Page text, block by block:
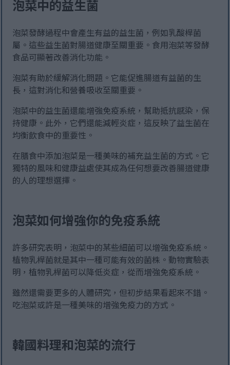
泡菜中的益生菌
泡菜發酵過程中會產生有益的益生菌，例如乳酸桿菌
屬。這些益生菌對腸道健康至關重要。食用泡菜等發酵
食品可顯著改善消化功能。
泡菜有助於緩解消化問題。它能促進腸道有益菌的生
長，這對消化和營養吸收至關重要。
泡菜中的益生菌還能增強免疫系統，幫助抵抗感染，保
持健康。此外，它們還能減輕炎症，這反映了益生菌在
均衡飲食中的重要性。
在膳食中添加泡菜是一種美味的補充益生菌的方式。它
獨特的風味和健康益處使其成為任何想要改善腸道健康
的人的理想選擇。
泡菜如何增強你的免疫系統
許多研究表明，泡菜中的某些細菌可以增強免疫系統。
植物乳桿菌就是其中一種可能有效的菌株。動物實驗表
明，植物乳桿菌可以降低炎症，從而增強免疫系統。
雖然還需要更多的人體研究，但初步結果看起來不錯。
吃泡菜或許是一種美味的增強免疫力的方式。
韓國料理和泡菜的流行